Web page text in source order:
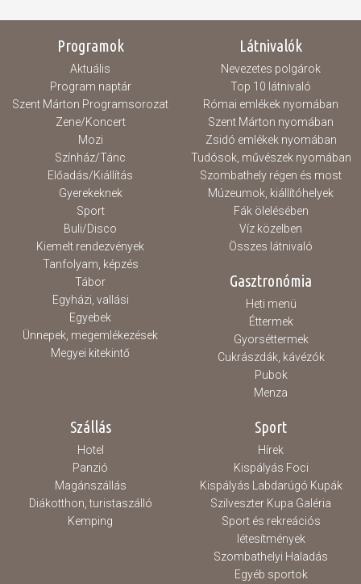
történelem és az emberi sorsok világába.
művészettörténésszel,...
Programok
Aktuális
Program naptár
Szent Márton Programsorozat
Zene/Koncert
Mozi
Színház/Tánc
Előadás/Kiállítás
Gyerekeknek
Sport
Buli/Disco
Kiemelt rendezvények
Tanfolyam, képzés
Tábor
Egyházi, vallási
Egyebek
Ünnepek, megemlékezések
Megyei kitekintő
Látnivalók
Nevezetes polgárok
Top 10 látnivaló
Római emlékek nyomában
Szent Márton nyomában
Zsidó emlékek nyomában
Tudósok, művészek nyomában
Szombathely régen és most
Múzeumok, kiállítóhelyek
Fák ölelésében
Víz közelben
Összes látnivaló
Gasztronómia
Heti menü
Éttermek
Gyorséttermek
Cukrászdák, kávézók
Pubok
Menza
Szállás
Hotel
Panzió
Magánszállás
Diákotthon, turistaszálló
Kemping
Sport
Hírek
Kispályás Foci
Kispályás Labdarúgó Kupák
Szilveszter Kupa Galéria
Sport és rekreációs
létesítmények
Szombathelyi Haladás
Egyéb sportok